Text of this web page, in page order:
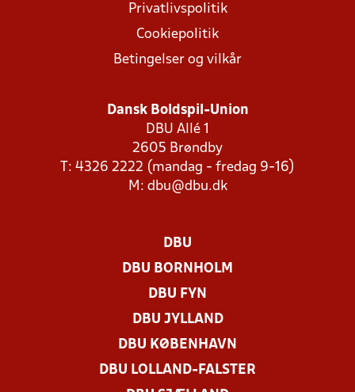
Privatlivspolitik
Cookiepolitik
Betingelser og vilkår
Dansk Boldspil-Union
DBU Allé 1
2605 Brøndby
T: 4326 2222 (mandag - fredag 9-16)
M: dbu@dbu.dk
DBU
DBU BORNHOLM
DBU FYN
DBU JYLLAND
DBU KØBENHAVN
DBU LOLLAND-FALSTER